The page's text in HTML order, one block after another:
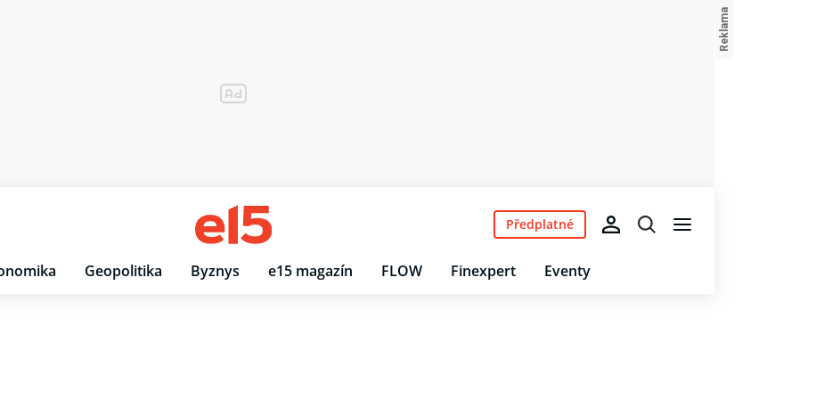
Geopolitika Byznys e15 magazín FLOW Finexpert Eventy
Předplatné